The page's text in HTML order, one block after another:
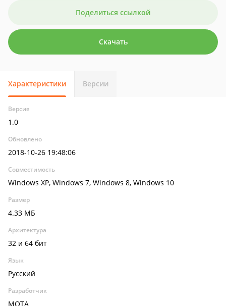
Поделиться ссылкой
Скачать
Характеристики Версии
Версия
1.0
Обновлено
2018-10-26 19:48:06
Совместимость
Windows XP, Windows 7, Windows 8, Windows 10
Размер
4.33 МБ
Архитектура
32 и 64 бит
Язык
Русский
Разработчик
MOTA